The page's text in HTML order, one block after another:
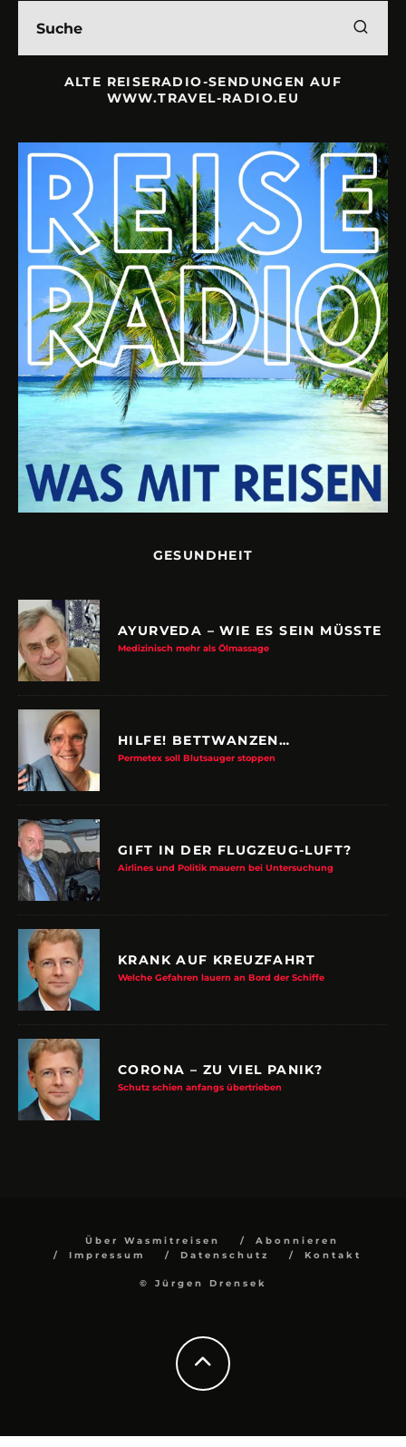
ALTE REISERADIO-SENDUNGEN AUF
WWW.TRAVEL-RADIO.EU
GESUNDHEIT
AYURVEDA – WIE ES SEIN MÜSSTE
Medizinisch mehr als Ölmassage
HILFE! BETTWANZEN…
Permetex soll Blutsauger stoppen
GIFT IN DER FLUGZEUG-LUFT?
Airlines und Politik mauern bei Untersuchung
KRANK AUF KREUZFAHRT
Welche Gefahren lauern an Bord der Schiffe
CORONA – ZU VIEL PANIK?
Schutz schien anfangs übertrieben
Über Wasmitreisen
Abonnieren
Impressum
Datenschutz Kontakt
© Jürgen Drensek